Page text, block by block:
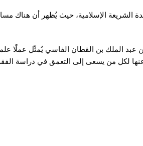
الشريعة الإسلامية، حيث يُظهر أن هناك
عبد الملك بن القطان الفاسي يُمثّل عملًا
لكل من يسعى إلى التعمق في دراسة